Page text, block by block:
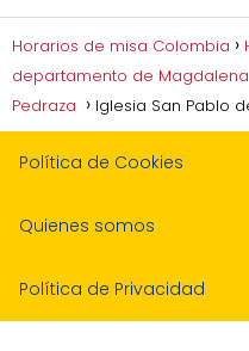
Horarios de misa Colombia
departamento de Magdalena
Pedraza
Iglesia San Pablo
Política de Cookies
Quienes somos
Política de Privacidad